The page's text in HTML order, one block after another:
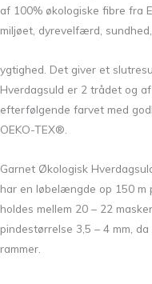
af 100% økologiske fibre fra
miljøet, dyrevelfærd,
ygtighed. Det giver et
Hverdagsuld er 2 trådet og
efterfølgende farvet med
OEKO-TEX®.
Garnet Økologisk
har en løbelængde op 150 m
holdes mellem 20 – 22
pindestørrelse 3,5 – 4 mm,
rammer.